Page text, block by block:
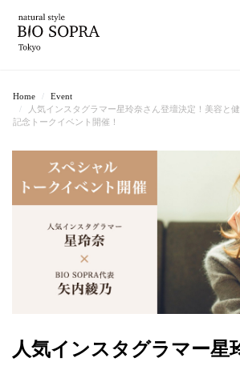
Home
Event
人気インスタグラマー星玲奈さん登壇決定！美容と
記念トークイベント開催！
人気インスタグラマー星